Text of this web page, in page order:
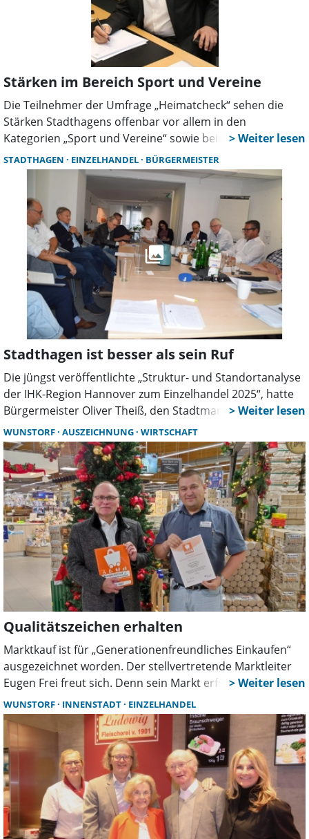
Stärken im Bereich Sport und Vereine
Die Teilnehmer der Umfrage „Heimatcheck“ sehen die
Stärken Stadthagens offenbar vor allem in den
Kategorien „Sport und Vereine“ sowie beim
„Einzelhandel“. In diesen Bereichen verteilten sie die
besten Noten für ihren Wohnort, was beim Blick auf das
breitgefächerte Sportangebot sowie das noch immer
umfangreiche Sortiment der heimischen Geschäfte nicht
verwundert.
STADTHAGEN EINZELHANDEL BÜRGERMEISTER
Stadthagen ist besser als sein Ruf
Die jüngst veröffentlichte „Struktur- und Standortanalyse
der IHK-Region Hannover zum Einzelhandel 2025“, hatte
Bürgermeister Oliver Theiß, den Stadtmarketingverein
Stadthagen (SMS) sowie weitere Innenstadtakteure zur
Einladung zu einem Pressegespräch veranlasst. Die
Redaktion begleitete das Gespräch im Rahmen der Serie
„StadtPunkt on Tour”. Diese hat die Redaktion in
Zusammenarbeit mit der städtischen Online-Plattform
„StadtPunkt” gestartet, In deren Rahmen wir die
verschiedenen Bereiche der Stadtverwaltung besuchen.
Das Gespräch umfasst einen wichtigen Teilaspekt der
Arbeit von Bürgermeister und Wirtschaftsförderung.
WUNSTORF AUSZEICHNUNG WIRTSCHAFT
Qualitätszeichen erhalten
Marktkauf ist für „Generationenfreundliches Einkaufen“
ausgezeichnet worden. Der stellvertretende Marktleiter
Eugen Frei freut sich. Denn sein Markt erfüllt die Kriterien,
die der Verband für barrierearmes und bequemes
Einkaufen definiert hat.
WUNSTORF INNENSTADT EINZELHANDEL